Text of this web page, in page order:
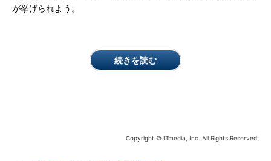
が挙げられよう。
続きを読む
Copyright © ITmedia, Inc. All Rights Reserved.